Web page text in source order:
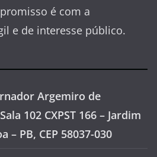
é com a
e de interesse público.
Argemiro de
102 CXPST 166 – Jardim
– PB, CEP 58037-030